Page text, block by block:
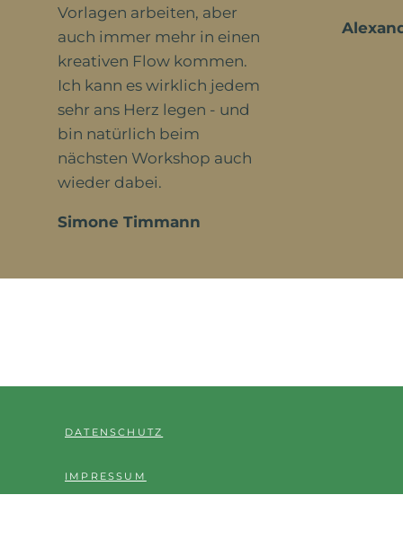
Vorlagen arbeiten, aber
auch immer mehr in einen
kreativen Flow kommen.
Ich kann es wirklich jedem
sehr ans Herz legen - und
bin natürlich beim
nächsten Workshop auch
wieder dabei.
Simone Timmann
DATENSCHUTZ
IMPRESSUM